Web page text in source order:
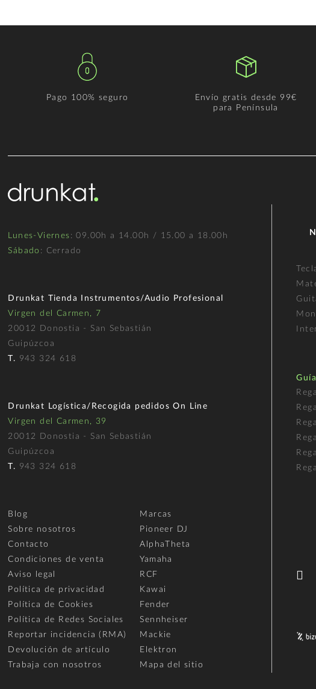
Pago 100% seguro
Envío gratis desde 99€
para Península
Lunes-Viernes : 09.00h a 14.00h / 15.00 a 18.00h
Sábado : Cerrado
Drunkat Tienda Instrumentos/Audio Profesional
Virgen del Carmen, 7
20012 Donostia - San Sebastián
Guipúzcoa
T. 943 324 618
Drunkat Logística/Recogida pedidos On Line
Virgen del Carmen, 39
20012 Donostia - San Sebastián
Guipúzcoa
T. 943 324 618
Blog
Sobre nosotros
Contacto
Condiciones de venta
Aviso legal
Política de privacidad
Política de Cookies
Política de Redes Sociales
Reportar incidencia (RMA)
Devolución de artículo
Trabaja con nosotros
Marcas
Pioneer DJ
AlphaTheta
Yamaha
RCF
Kawai
Fender
Sennheiser
Mackie
Elektron
Mapa del sitio